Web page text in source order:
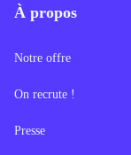
À propos
Notre offre
On recrute !
Presse